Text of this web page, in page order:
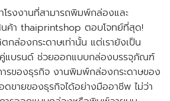
โรงงานที่สามารถพิมพ์กล่องและ
ค้า thaiprintshop ตอบโจทย์ที่สุด!
ตกล่องกระดาษเท่านั้น แต่เรายังเป็น
แบรนด์ ช่วยออกแบบกล่องบรรจุภัณฑ์
รของธุรกิจ งานพิมพ์กล่องกระดาษของ
ดขายของธุรกิจได้อย่างมืออาชีพ ไม่ว่า